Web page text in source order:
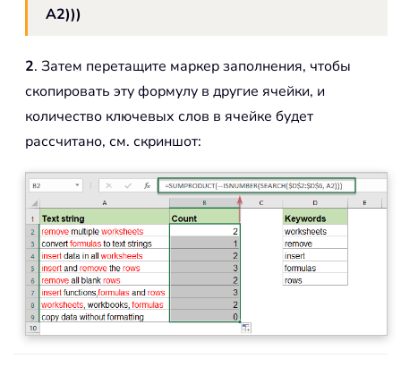
A2)))
2. Затем перетащите маркер заполнения, чтобы
скопировать эту формулу в другие ячейки, и
количество ключевых слов в ячейке будет
рассчитано, см. скриншот: